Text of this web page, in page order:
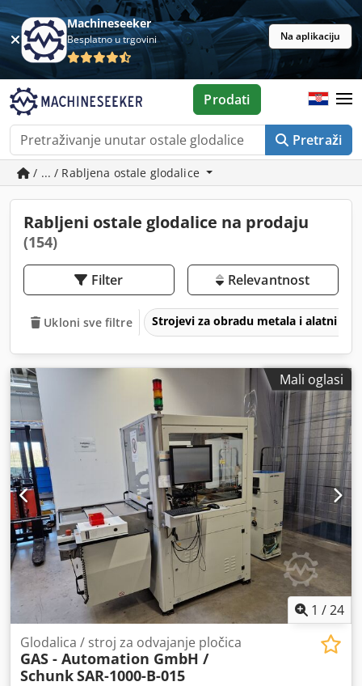
Machineseeker
Besplatno u trgovini Na aplikaciju
Pretraži
Prodati
/ ... / Rabljena ostale glodalice
Rabljeni ostale glodalice na prodaju
(154)
Filter Relevantnost
Ukloni sve filtre Strojevi za obradu metala i alatni
Mali oglasi
1 /24
Glodalica / stroj za odvajanje pločica
GAS - Automation GmbH /
SchunkSAR-1000-B-015